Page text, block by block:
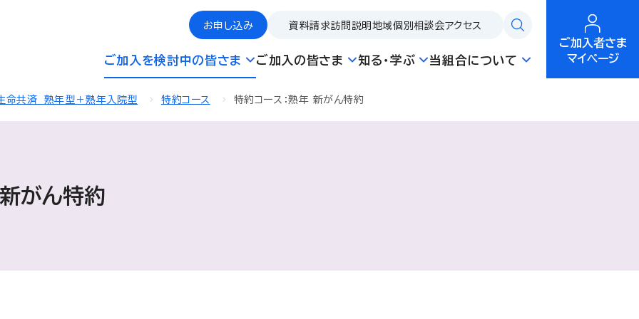
お申し込み 資料請求訪問説明 地域個別相談会アクセス
ご加入を検討中の皆さま ご加入の皆さま 知る・学ぶ 当組合について
ご加入者さま
マイページ
命共済 熟年型＋熟年入院型 特約コース 特約コース：熟年 新がん特約
がん特約